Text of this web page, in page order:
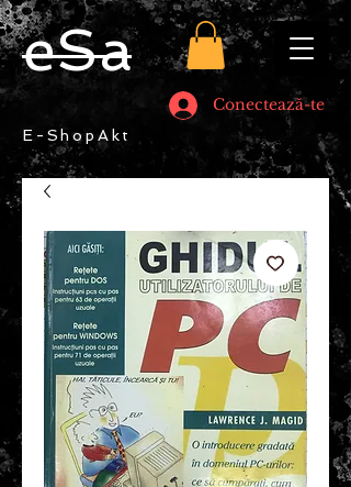
eSa
Conectează-te
E-ShopAkt